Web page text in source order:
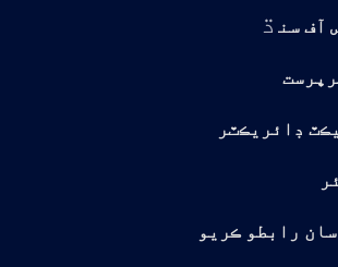
آف سن ڌ
ڊائريڪٽر
رابطو ڪريو